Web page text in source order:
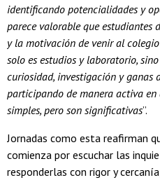
identificando potencialidades y
parece valorable que estudiantes
y la motivación de venir al
solo es estudios y laboratorio,
curiosidad, investigación y ganas
participando de manera activa
simples, pero son significativas”.
Jornadas como esta reafirman
comienza por escuchar las
responderlas con rigor y